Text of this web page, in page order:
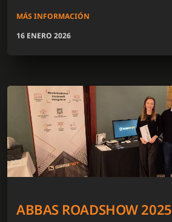
MÁS INFORMACIÓN
16 ENERO 2026
ABBAS ROADSHOW 2025